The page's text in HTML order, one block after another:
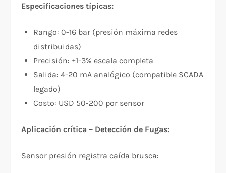
Especificaciones típicas:
Rango: 0-16 bar (presión máxima redes
distribuidas)
Precisión: ±1-3% escala completa
Salida: 4-20 mA analógico (compatible SCADA
legado)
Costo: USD 50-200 por sensor
Aplicación crítica – Detección de Fugas:
Sensor presión registra caída brusca: